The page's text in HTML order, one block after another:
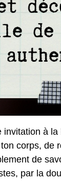
à
corps, de
de
par la